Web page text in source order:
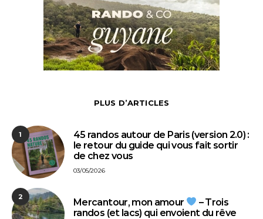
PLUS D’ARTICLES
1
45 randos autour de Paris (version 2.0) :
le retour du guide qui vous fait sortir
de chez vous
03/05/2026
2
Mercantour, mon amour
– Trois
randos (et lacs) qui envoient du rêve